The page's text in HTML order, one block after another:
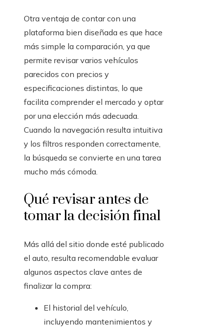
Otra ventaja de contar con una
plataforma bien diseñada es que hace
más simple la comparación, ya que
permite revisar varios vehículos
parecidos con precios y
especificaciones distintas, lo que
facilita comprender el mercado y optar
por una elección más adecuada.
Cuando la navegación resulta intuitiva
y los filtros responden correctamente,
la búsqueda se convierte en una tarea
mucho más cómoda.
Qué revisar antes de
tomar la decisión final
Más allá del sitio donde esté publicado
el auto, resulta recomendable evaluar
algunos aspectos clave antes de
finalizar la compra:
El historial del vehículo,
incluyendo mantenimientos y